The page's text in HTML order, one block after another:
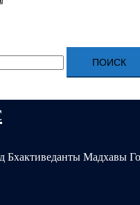
Мадхавы